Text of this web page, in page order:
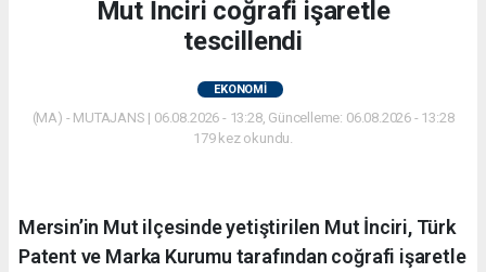
Mut İnciri coğrafi işaretle
tescillendi
EKONOMİ
(MA) - MUTAJANS | 06.08.2026 - 13:28, Güncelleme: 06.08.2026 - 13:28
179 kez okundu.
Mersin’in Mut ilçesinde yetiştirilen Mut İnciri, Türk
Patent ve Marka Kurumu tarafından coğrafi işaretle